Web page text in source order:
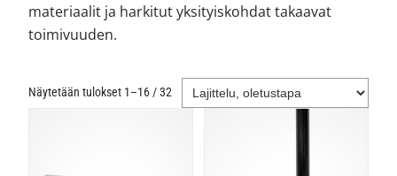
materiaalit ja harkitut yksityiskohdat takaavat
toimivuuden.
Näytetään tulokset 1–16 / 32